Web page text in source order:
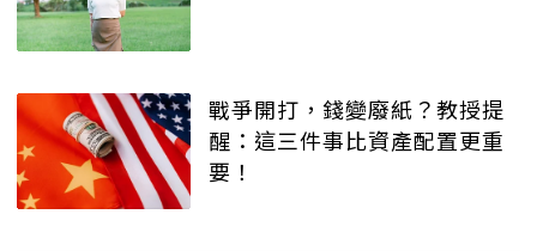
戰爭開打，錢變廢紙？教授提
醒：這三件事比資產配置更重
要！